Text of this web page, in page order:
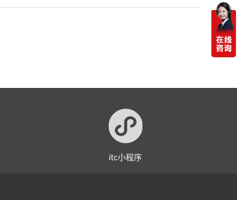
itc小程序